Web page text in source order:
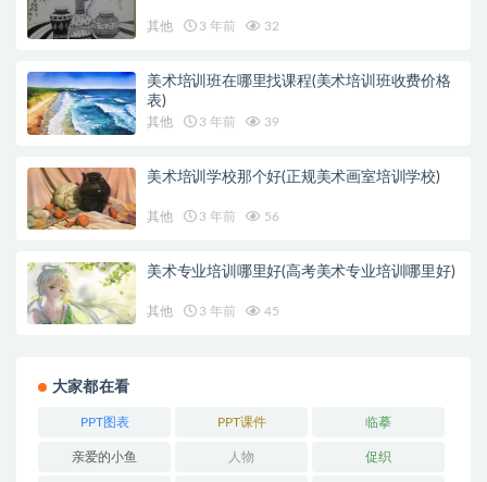
其他 3 年前 32
美术培训班在哪里找课程(美术培训班收费价格
表)
其他 3 年前 39
美术培训学校那个好(正规美术画室培训学校)
其他 3 年前 56
美术专业培训哪里好(高考美术专业培训哪里好)
其他 3 年前 45
大家都在看
PPT图表 PPT课件 临摹
亲爱的小鱼 人物 促织